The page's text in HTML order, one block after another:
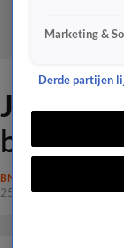
Jaimie
breuk
BN'ERS
25 jan 2025, 18:34
Marketing &
Derde partijen